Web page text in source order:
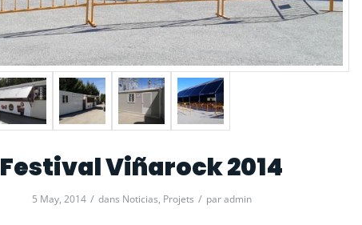
Festival Viñarock 2014
5 May, 2014 / dans Noticias, Projets / paradmin